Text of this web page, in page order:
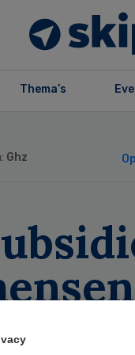
Thema’s
Ghz